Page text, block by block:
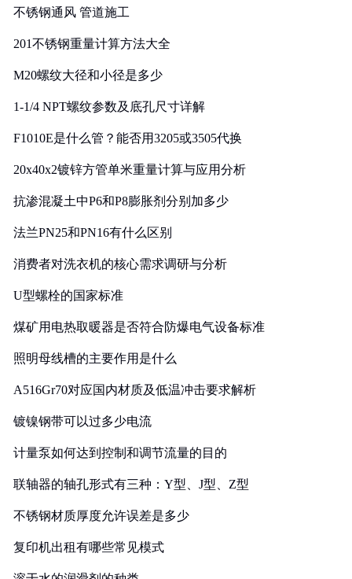
不锈钢通风 管道施工
201不锈钢重量计算方法大全
M20螺纹大径和小径是多少
1-1/4 NPT螺纹参数及底孔尺寸详解
F1010E是什么管？能否用3205或3505代换
20x40x2镀锌方管单米重量计算与应用分析
抗渗混凝土中P6和P8膨胀剂分别加多少
法兰PN25和PN16有什么区别
消费者对洗衣机的核心需求调研与分析
U型螺栓的国家标准
煤矿用电热取暖器是否符合防爆电气设备标准
照明母线槽的主要作用是什么
A516Gr70对应国内材质及低温冲击要求解析
镀镍钢带可以过多少电流
计量泵如何达到控制和调节流量的目的
联轴器的轴孔形式有三种：Y型、J型、Z型
不锈钢材质厚度允许误差是多少
复印机出租有哪些常见模式